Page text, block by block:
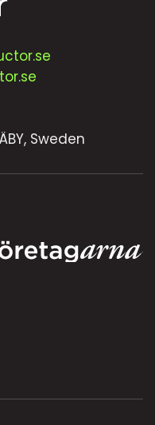
Sweden